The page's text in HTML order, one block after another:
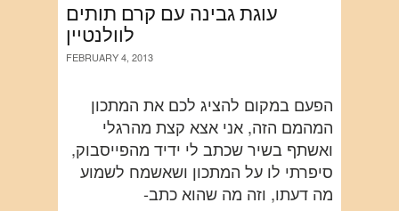
עוגת גבינה עם קרם תותים
לוולנטיין
FEBRUARY 4, 2013
הפעם במקום להציג לכם את המתכון
המהמם הזה, אני אצא קצת מהרגלי
ואשתף בשיר שכתב לי ידיד מהפייסבוק,
סיפרתי לו על המתכון ושאשמח לשמוע
מה דעתו, וזה מה שהוא כתב-